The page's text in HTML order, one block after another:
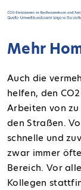
Mehr
Auch die
helfen, den
Arbeiten von
den Straßen.
schnelle und
zwar immer
Bereich. Vor
Kollegen